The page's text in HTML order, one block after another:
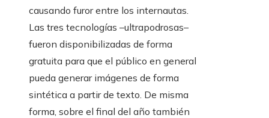
causando furor entre los internautas.
Las tres tecnologías –ultrapodrosas–
fueron disponibilizadas de forma
gratuita para que el público en general
pueda generar imágenes de forma
sintética a partir de texto. De misma
forma, sobre el final del año también